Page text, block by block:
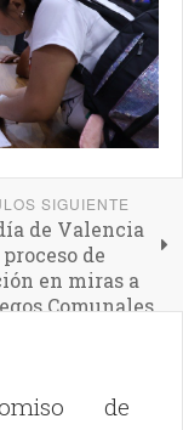
SIGUIENTE
de Valencia
de
en miras a
Comunales
de